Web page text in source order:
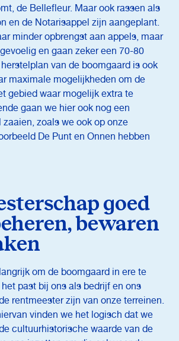
de Bellefleur. Maar ook rassen als
en de Notarisappel zijn aangeplant.
minder opbrengst aan appels, maar
en gaan zeker een 70-80
van de boomgaard is ook
maximale mogelijkheden om de
gebied waar mogelijk extra te
gaan we hier ook nog een
zoals we ook op onze
De Punt en Onnen hebben
goed
bewaren
om de boomgaard in ere te
past bij ons als bedrijf en ons
rentmeester zijn van onze terreinen.
vinden we het logisch dat we
cultuurhistorische waarde van de